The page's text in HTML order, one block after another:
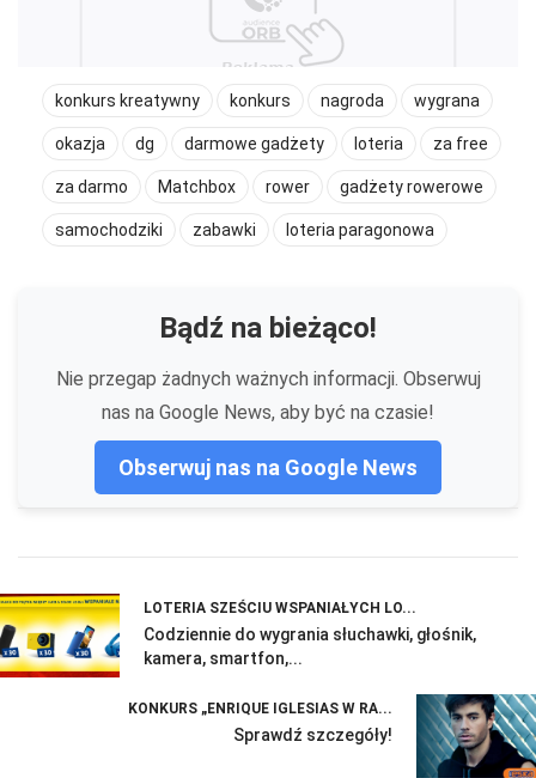
konkurs kreatywny konkurs nagroda wygrana
okazja dg darmowe gadżety loteria za free
za darmo Matchbox rower gadżety rowerowe
samochodziki zabawki loteria paragonowa
Bądź na bieżąco!
Nie przegap żadnych ważnych informacji. Obserwuj
nas na Google News, aby być na czasie!
Obserwuj nas na Google News
LOTERIA SZEŚCIU WSPANIAŁYCH LO...
Codziennie do wygrania słuchawki, głośnik,
kamera, smartfon,...
KONKURS „ENRIQUE IGLESIAS W RA...
Sprawdź szczegóły!